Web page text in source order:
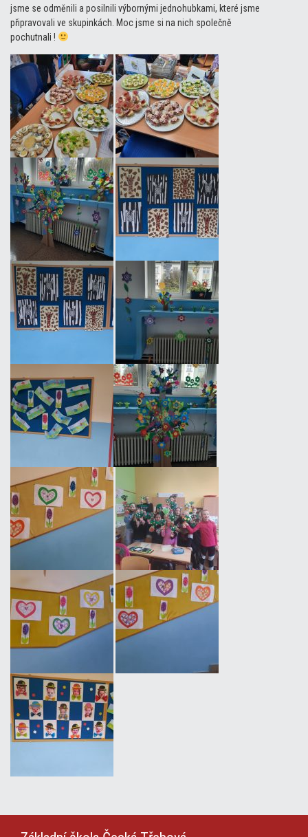
jsme se odměnili a posilnili výbornými jednohubkami, které jsme
připravovali ve skupinkách. Moc jsme si na nich společně
pochutnali !